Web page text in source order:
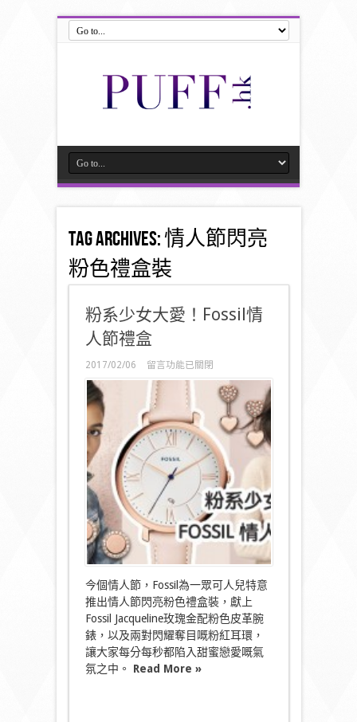
Tag Archives:情人節閃亮
粉色禮盒裝
粉系少女大愛！Fossil情
人節禮盒
2017/02/06
在
〈粉
少
女
大
愛！
Fossil
情
禮
盒〉
中
留言功能已關閉
今個情人節，Fossil為一眾可人兒特意
推出情人節閃亮粉色禮盒裝，獻上
Fossil Jacqueline玫瑰金配粉色皮革腕
錶，以及兩對閃耀奪目嘅粉紅耳環，
讓大家每分每秒都陷入甜蜜戀愛嘅氣
氛之中。 Read More »